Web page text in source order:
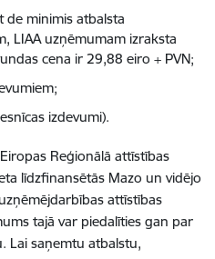
de minimis atbalsta
LIAA uzņēmumam izraksta
cena ir 29,88 eiro + PVN;
izdevumi).
Reģionālā attīstības
līdzfinansētās Mazo un vidējo
attīstības
tajā var piedalīties gan par
Lai saņemtu atbalstu,